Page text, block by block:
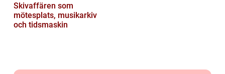
Skivaffären som
mötesplats, musikarkiv
och tidsmaskin